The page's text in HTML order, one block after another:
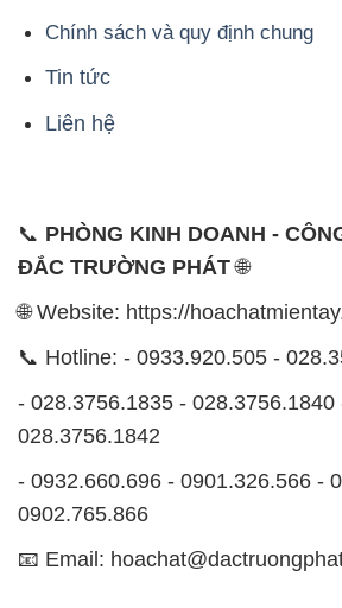
Chính sách và quy định chung
Tin tức
Liên hệ
📞 PHÒNG KINH DOANH -
ĐẮC TRƯỜNG PHÁT🌐
🌐 Website: https://
📞 Hotline: - 0933.920.505 -
- 028.3756.1835 -
028.3756.1842
- 0932.660.696 - 0901.326.566 -
0902.765.866
📧 Email: